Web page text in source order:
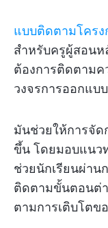
แบบติดตามโครง
สำหรับครูผู้สอนห
ต้องการติดตาม
วงจรการออกแบ
มันช่วยให้การจัด
ขึ้น โดยมอบแนว
ช่วยนักเรียนผ่าน
ติดตามขั้นตอนต่
ตามการเติบโตข